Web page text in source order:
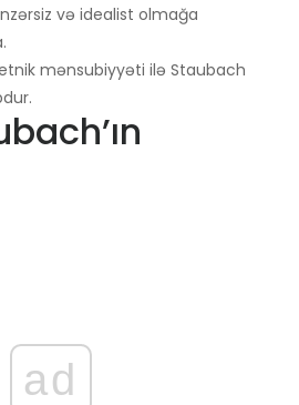
və idealist olmağa
mənsubiyyəti ilə Staubach
ad